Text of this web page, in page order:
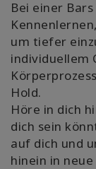
Bei einer
um tiefer
individuellem
Hold.
Höre in dich
dich sein
auf dich und
hinein in